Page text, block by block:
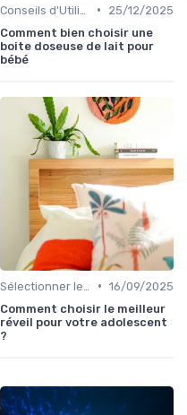
•
25/12/2025
Comment bien choisir une
boite doseuse de lait pour
bébé
• 16/09/2025
Comment choisir le meilleur
réveil pour votre adolescent
?